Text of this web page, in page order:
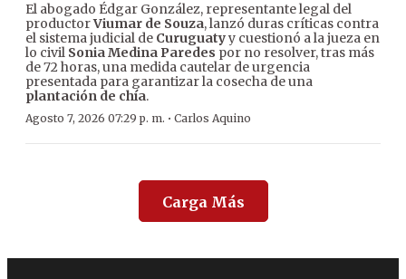
El abogado Édgar González, representante legal del
productorViumar de Souza, lanzó duras críticas contra
el sistema judicial de Curuguatyy cuestionó a la jueza en
lo civil Sonia Medina Paredes por no resolver, tras más
de 72 horas, una medida cautelar de urgencia
presentada para garantizar la cosecha de una
plantación de chía.
Agosto 7, 2026 07:29 p. m. · Carlos Aquino
Carga Más